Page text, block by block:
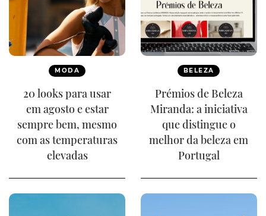
MODA
20 looks para usar
em agosto e estar
sempre bem, mesmo
com as temperaturas
elevadas
BELEZA
Prémios de Beleza
Miranda: a iniciativa
que distingue o
melhor da beleza em
Portugal